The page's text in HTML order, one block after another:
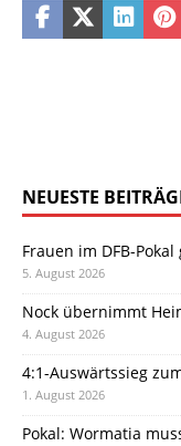
NEUESTE
Frauen im DFB-
5. August 2026
Nock übernimmt
4. August 2026
4:1-Auswärtssieg
1. August 2026
Pokal: Wormatia